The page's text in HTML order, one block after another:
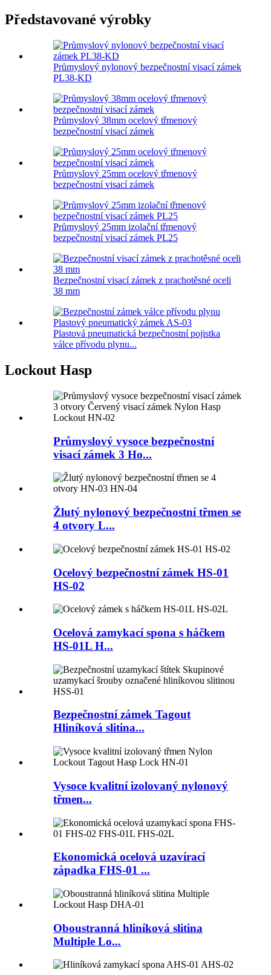
Představované výrobky
Průmyslový nylonový bezpečnostní visací zámek
PL38-KD
Průmyslový 38mm ocelový třmenový
bezpečnostní visací zámek
Průmyslový 25mm ocelový třmenový
bezpečnostní visací zámek
Průmyslový 25mm izolační třmenový
bezpečnostní visací zámek PL25
Bezpečnostní visací zámek z prachotěsné oceli
38 mm
Plastová pneumatická bezpečnostní pojistka
válce přívodu plynu...
Lockout Hasp
Průmyslový vysoce bezpečnostní
visací zámek 3 Ho...
Žlutý nylonový bezpečnostní třmen se
4 otvory L...
Ocelový bezpečnostní zámek HS-01
HS-02
Ocelová zamykací spona s háčkem
HS-01L H...
Bezpečnostní zámek Tagout
Hliníková slitina...
Vysoce kvalitní izolovaný nylonový
třmen...
Ekonomická ocelová uzavírací
západka FHS-01 ...
Oboustranná hliníková slitina
Multiple Lo...